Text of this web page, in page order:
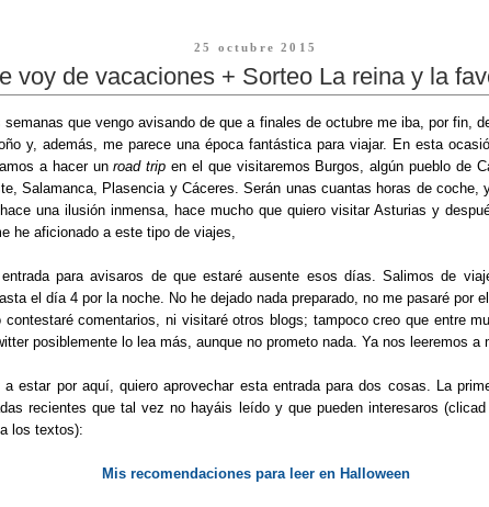
25 octubre 2015
voy de vacaciones + Sorteo La reina y la
semanas que vengo avisando de que a finales de octubre me iba, por fin,
y, además, me parece una época fantástica para viajar. En esta
a hacer unroad trip en el que visitaremos Burgos, algún pueblo de
Salamanca, Plasencia y Cáceres. Serán unas cuantas horas de coche,
una ilusión inmensa, hace mucho que quiero visitar Asturias y
he aficionado a este tipo de viajes,
para avisaros de que estaré ausente esos días. Salimos de
el día 4 por la noche. No he dejado nada preparado, no me pasaré por
contestaré comentarios, ni visitaré otros blogs; tampoco creo que entre
posiblemente lo lea más, aunque no prometo nada. Ya nos leeremos a
estar por aquí, quiero aprovechar esta entrada para dos cosas. La
recientes que tal vez no hayáis leído y que pueden interesaros
los textos):
Mis recomendaciones para leer en Halloween